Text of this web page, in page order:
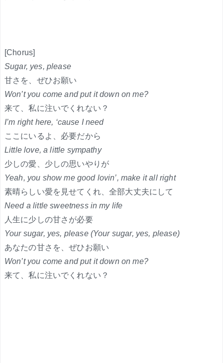
[Chorus]
Sugar, yes, please
甘さを、ぜひお願い
Won’t you come and put it down on me?
来て、私に注いでくれない？
I’m right here, ‘cause I need
ここにいるよ、必要だから
Little love, a little sympathy
少しの愛、少しの思いやりが
Yeah, you show me good lovin’, make it all right
素晴らしい愛を見せてくれ、全部大丈夫にして
Need a little sweetness in my life
人生に少しの甘さが必要
Your sugar, yes, please (Your sugar, yes, please)
あなたの甘さを、ぜひお願い
Won’t you come and put it down on me?
来て、私に注いでくれない？